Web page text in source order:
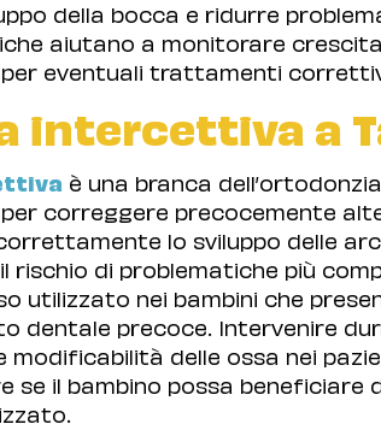
della bocca e ridurre
aiutano a monitorare
eventuali trattamenti
intercettiva a
è una branca
correggere precocemente
lo sviluppo delle
rischio di problematiche più
utilizzato nei bambini che
dentale precoce. Intervenire
delle ossa nei
se il bambino possa